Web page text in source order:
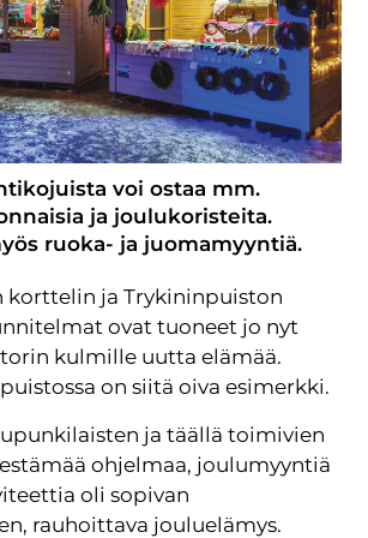
voi ostaa mm.
ja joulukoristeita.
ruoka- ja juomamyyntiä.
korttelin ja Trykininpuiston
ovat tuoneet jo nyt
kulmille uutta elämää.
on siitä oiva esimerkki.
ja täällä toimivien
ohjelmaa, joulumyyntiä
oli sopivan
rauhoittava jouluelämys.